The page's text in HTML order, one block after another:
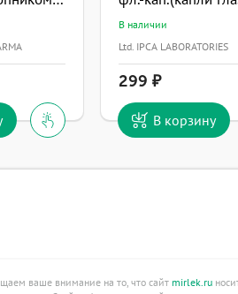
В наличии
Ltd. IPCA LABORATORIES
299
В корзину
ваше внимание на то, что сайт mirlek.ru